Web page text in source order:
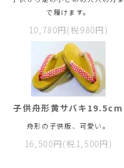
で履けます。
10,780円(税980円)
子供舟形黄サバキ19.5cm
舟形の子供版、可愛い。
16,500円(税1,500円)